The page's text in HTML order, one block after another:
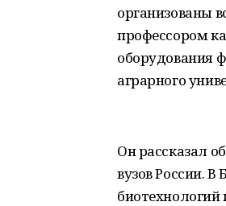
организованы
профессором
оборудования
аграрного
Он рассказал
вузов России. В